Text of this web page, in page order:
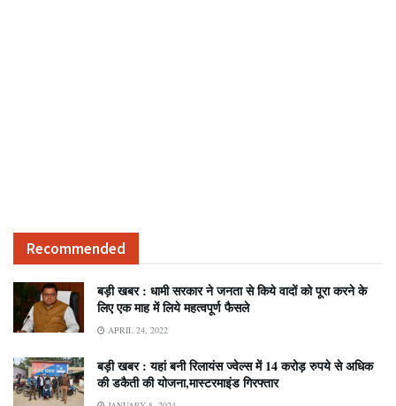
Recommended
बड़ी खबर : धामी सरकार ने जनता से किये वादों को पूरा करने के
लिए एक माह में लिये महत्वपूर्ण फैसले
APRIL 24, 2022
बड़ी खबर : यहां बनी रिलायंस ज्वेल्स में 14 करोड़ रुपये से अधिक
की डकैती की योजना,मास्टरमाइंड गिरफ्तार